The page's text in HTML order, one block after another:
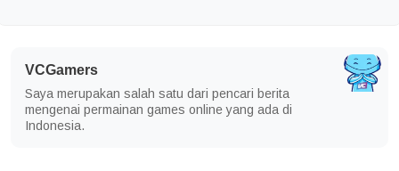
VCGamers
Saya merupakan salah satu dari pencari berita
mengenai permainan games online yang ada di
Indonesia.